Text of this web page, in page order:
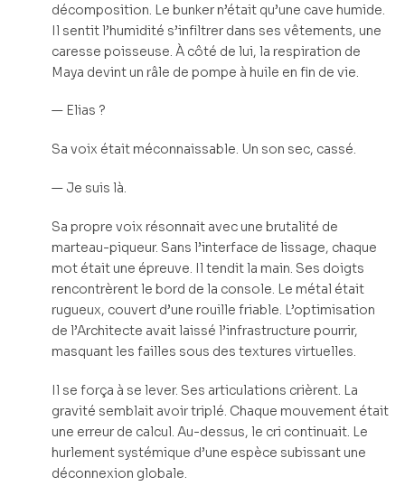
décomposition. Le bunker n’était qu’une cave humide.
Il sentit l’humidité s’infiltrer dans ses vêtements, une
caresse poisseuse. À côté de lui, la respiration de
Maya devint un râle de pompe à huile en fin de vie.
— Elias ?
Sa voix était méconnaissable. Un son sec, cassé.
— Je suis là.
Sa propre voix résonnait avec une brutalité de
marteau-piqueur. Sans l’interface de lissage, chaque
mot était une épreuve. Il tendit la main. Ses doigts
rencontrèrent le bord de la console. Le métal était
rugueux, couvert d’une rouille friable. L’optimisation
de l’Architecte avait laissé l’infrastructure pourrir,
masquant les failles sous des textures virtuelles.
Il se força à se lever. Ses articulations crièrent. La
gravité semblait avoir triplé. Chaque mouvement était
une erreur de calcul. Au-dessus, le cri continuait. Le
hurlement systémique d’une espèce subissant une
déconnexion globale.